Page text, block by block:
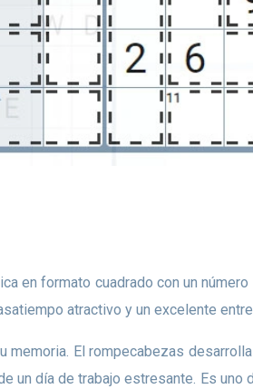
atractivo y un excelente
un día de trabajo estresante. Es